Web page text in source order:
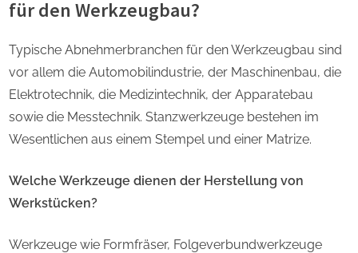
für den Werkzeugbau?
Typische Abnehmerbranchen für den Werkzeugbau sind
vor allem die Automobilindustrie, der Maschinenbau, die
Elektrotechnik, die Medizintechnik, der Apparatebau
sowie die Messtechnik. Stanzwerkzeuge bestehen im
Wesentlichen aus einem Stempel und einer Matrize.
Welche Werkzeuge dienen der Herstellung von
Werkstücken?
Werkzeuge wie Formfräser, Folgeverbundwerkzeuge